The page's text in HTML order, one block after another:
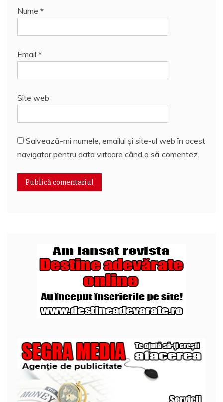
Nume *
Email *
Site web
Salvează-mi numele, emailul și site-ul web în acest
navigator pentru data viitoare când o să comentez.